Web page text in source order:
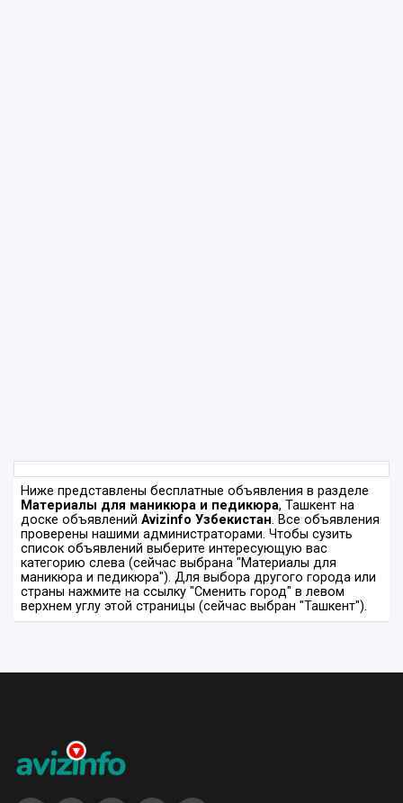
Ниже представлены бесплатные объявления в разделе
Материалы для маникюра и педикюра, Ташкент на
доске объявлений Avizinfo Узбекистан. Все объявления
проверены нашими администраторами. Чтобы сузить
список объявлений выберите интересующую вас
категорию слева (сейчас выбрана "Материалы для
маникюра и педикюра"). Для выбора другого города или
страны нажмите на ссылку "Сменить город" в левом
верхнем углу этой страницы (сейчас выбран "Ташкент").